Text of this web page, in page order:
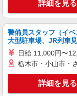
派遣社員
戦力エージェント株式
梱包
×22
種
あり(5
詳細を見る
警備員スタッフ（イベ
大型駐車場、JR列車見
日給 11,000円〜
栃木市・小山市・
詳細を見る